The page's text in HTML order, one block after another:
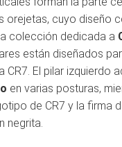
orejetas, cuyo diseño
colección dedicada a
están diseñados
CR7. El pilar izquierdo
en varias posturas,
de CR7 y la firma
negrita.